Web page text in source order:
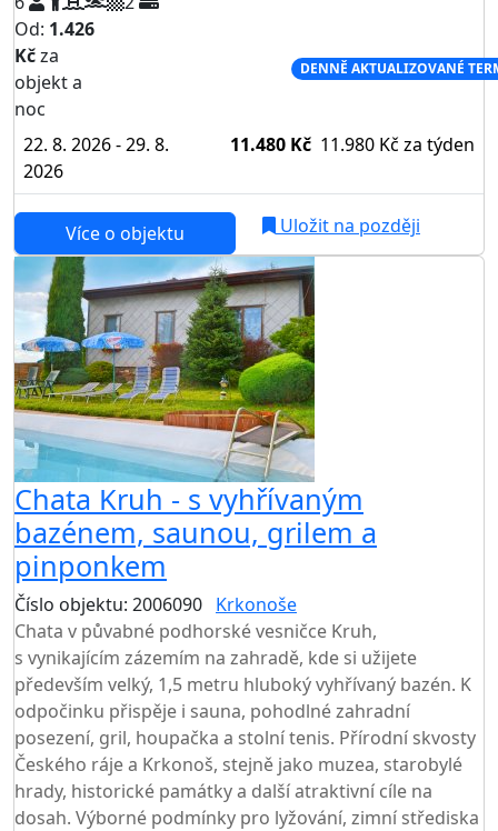
Od: 1.426
Kčza
objekt a
noc
DENNĚ AKTUALIZOVANÉ
22. 8. 2026 - 29. 8.
2026
11.480 Kč 11.980 Kč za týden
Více o objektu
Uložit na později
Chata Kruh - s vyhřívaným
bazénem, saunou, grilem a
pinponkem
Číslo objektu: 2006090 Krkonoše
Chata v půvabné podhorské vesničce Kruh,
s vynikajícím zázemím na zahradě, kde si užijete
především velký, 1,5 metru hluboký vyhřívaný bazén. K
odpočinku přispěje i sauna, pohodlné zahradní
posezení, gril, houpačka a stolní tenis. Přírodní skvosty
Českého ráje a Krkonoš, stejně jako muzea, starobylé
hrady, historické památky a další atraktivní cíle na
dosah. Výborné podmínky pro lyžování, zimní střediska